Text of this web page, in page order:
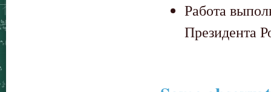
Работа
Президента